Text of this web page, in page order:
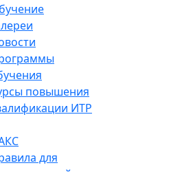
повышения
ИТР
для